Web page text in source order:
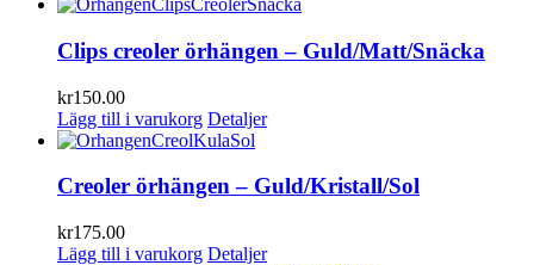
Clips creoler örhängen – Guld/Matt/Snäcka
kr150.00
Lägg till i varukorg Detaljer
Creoler örhängen – Guld/Kristall/Sol
kr175.00
Lägg till i varukorg Detaljer